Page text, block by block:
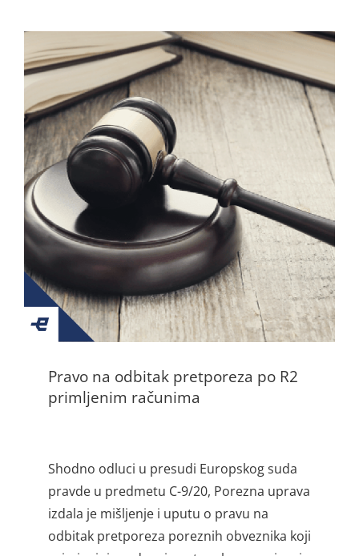
Pravo na odbitak pretporeza po R2
primljenim računima
Shodno odluci u presudi Europskog suda
pravde u predmetu C-9/20, Porezna uprava
izdala je mišljenje i uputu o pravu na
odbitak pretporeza poreznih obveznika koji